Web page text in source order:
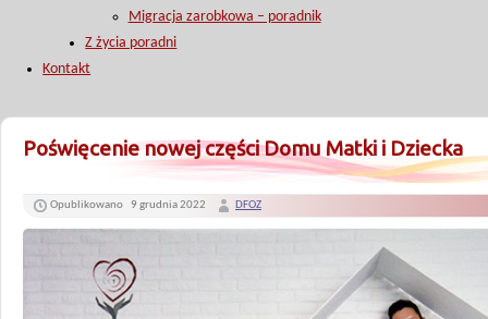
Migracja zarobkowa – poradnik
Z życia poradni
Kontakt
Poświęcenie nowej części Domu Matki i Dziecka
Opublikowano 9 grudnia 2022 DFOZ